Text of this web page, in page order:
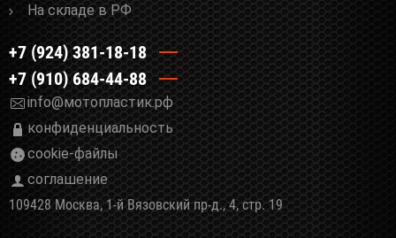
На складе в РФ
+7 (924) 381-18-18
+7 (910) 684-44-88
info@мотопластик.рф
конфиденциальность
cookie-файлы
соглашение
109428 Москва, 1-й Вязовский пр-д., 4, стр. 19